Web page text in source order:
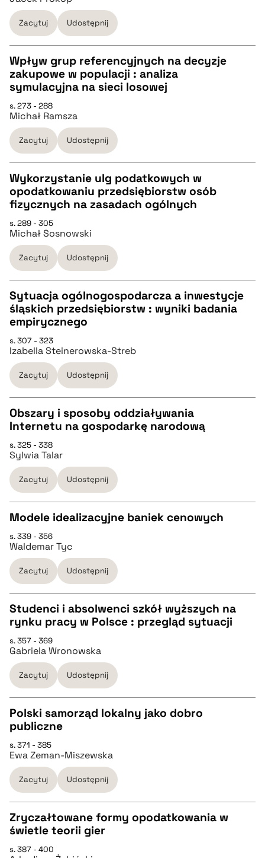
pobierz cytat
BIBTEX
pobierz cytat
Zacytuj Udostępnij
CZYSTY TEKST
pobierz cytat
BIBTEX
pobierz cytat
Wpływ grup referencyjnych na decyzje
zakupowe w populacji : analiza
symulacyjna na sieci losowej
s. 273 - 288
Michał Ramsza
Zacytuj Udostępnij
CZYSTY TEKST
pobierz cytat
BIBTEX
pobierz cytat
Wykorzystanie ulg podatkowych w
opodatkowaniu przedsiębiorstw osób
fizycznych na zasadach ogólnych
s. 289 - 305
Michał Sosnowski
Zacytuj Udostępnij
CZYSTY TEKST
pobierz cytat
BIBTEX
pobierz cytat
Sytuacja ogólnogospodarcza a inwestycje
śląskich przedsiębiorstw : wyniki badania
empirycznego
s. 307 - 323
Izabella Steinerowska-Streb
Zacytuj Udostępnij
CZYSTY TEKST
pobierz cytat
BIBTEX
pobierz cytat
Obszary i sposoby oddziaływania
Internetu na gospodarkę narodową
s. 325 - 338
Sylwia Talar
Zacytuj Udostępnij
CZYSTY TEKST
pobierz cytat
BIBTEX
pobierz cytat
Modele idealizacyjne baniek cenowych
s. 339 - 356
Waldemar Tyc
Zacytuj Udostępnij
CZYSTY TEKST
pobierz cytat
BIBTEX
Studenci i absolwenci szkół wyższych na
rynku pracy w Polsce : przegląd sytuacji
s. 357 - 369
Gabriela Wronowska
Zacytuj Udostępnij
pobierz cytat
BIBTEX
Polski samorząd lokalny jako dobro
publiczne
s. 371 - 385
Ewa Zeman-Miszewska
Zacytuj Udostępnij
Zryczałtowane formy opodatkowania w
świetle teorii gier
s. 387 - 400